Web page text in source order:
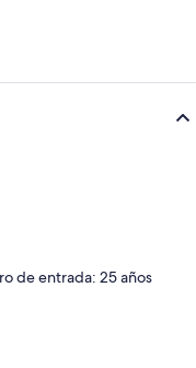
de entrada: 25 años